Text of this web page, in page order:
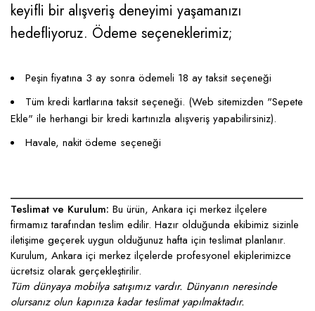
keyifli bir alışveriş deneyimi yaşamanızı
hedefliyoruz. Ödeme seçeneklerimiz;
Peşin fiyatına 3 ay sonra ödemeli 18 ay taksit seçeneği
Tüm kredi kartlarına taksit seçeneği. (Web sitemizden "Sepete
Ekle" ile herhangi bir kredi kartınızla alışveriş yapabilirsiniz).
Havale, nakit ödeme seçeneği
____________________________________________________
Teslimat ve Kurulum: Bu ürün, Ankara içi merkez ilçelere
firmamız tarafından teslim edilir. Hazır olduğunda ekibimiz sizinle
iletişime geçerek uygun olduğunuz hafta için teslimat planlanır.
Kurulum, Ankara içi merkez ilçelerde profesyonel ekiplerimizce
ücretsiz olarak gerçekleştirilir.
Tüm dünyaya mobilya satışımız vardır. Dünyanın neresinde
olursanız olun kapınıza kadar teslimat yapılmaktadır.